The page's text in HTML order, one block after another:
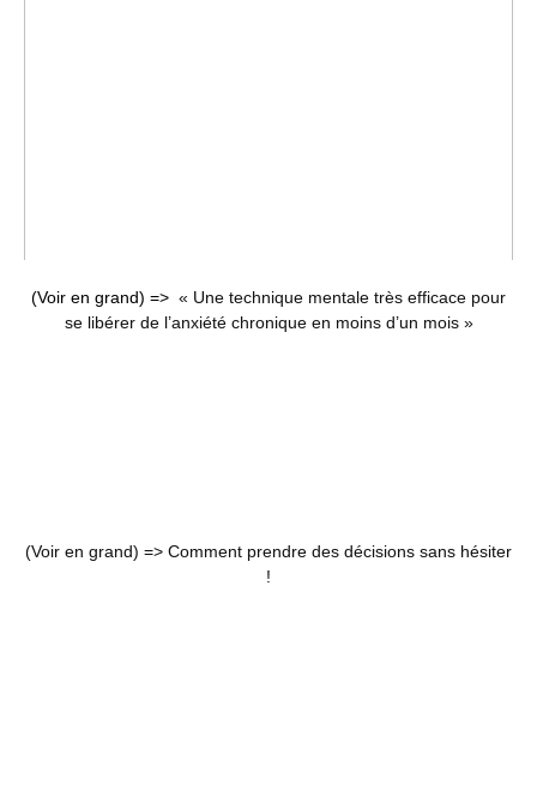
(Voir en grand) => « Une technique mentale très efficace pour
se libérer de l’anxiété chronique en moins d’un mois »
(Voir en grand) => Comment prendre des décisions sans hésiter
!